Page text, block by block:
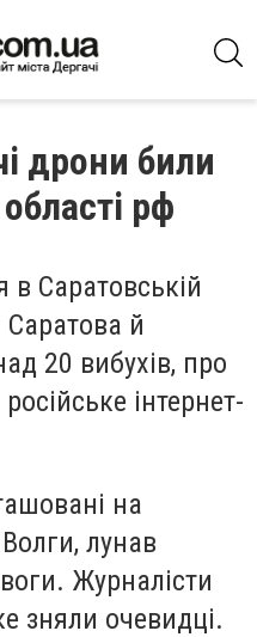
дрони били
рф
в Саратовській
Саратова й
20 вибухів, про
інтернет-
на
лунав
Журналісти
зняли очевидці.